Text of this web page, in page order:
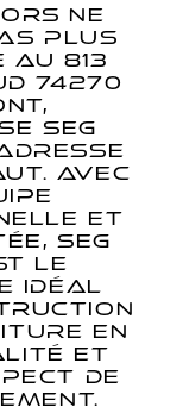
NE
PLUS
AU 813
74270
SEG
AVEC
ET
SEG
LE
IDÉAL
EN
ET
DE